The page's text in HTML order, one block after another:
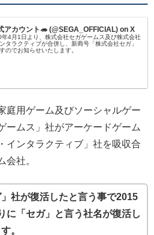
アカウント🦔 (@SEGA_OFFICIAL) on X
4月1日より、株式会社セガゲームス及び株式会社
タラクティブが合併し、新商号「株式会社セガ」
のでお知らせいたします。
庭用ゲーム及びソーシャルゲー
ームス」社がアーケードゲーム
インタラクティブ」社を吸収合
会社。
社が復活したと言う事で2015
に「セガ」と言う社名が復活し
。